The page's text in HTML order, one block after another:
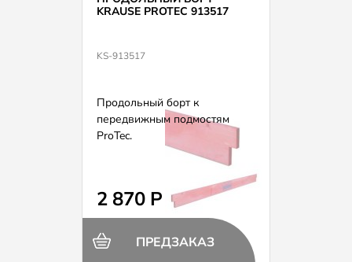
KRAUSE PROTEC 913517
KS-913517
Продольный борт к
передвижным подмостям
ProTec.
2 870 Р
ПРЕДЗАКАЗ